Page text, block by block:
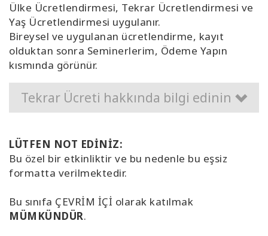
Ülke Ücretlendirmesi, Tekrar Ücretlendirmesi ve
Yaş Ücretlendirmesi uygulanır.
Bireysel ve uygulanan ücretlendirme, kayıt
olduktan sonra Seminerlerim, Ödeme Yapın
kısmında görünür.
Tekrar Ücreti hakkında bilgi edinin
LÜTFEN NOT EDİNİZ:
Bu özel bir etkinliktir ve bu nedenle bu eşsiz
formatta verilmektedir.
Bu sınıfa ÇEVRİM İÇİ olarak katılmak
MÜMKÜNDÜR.